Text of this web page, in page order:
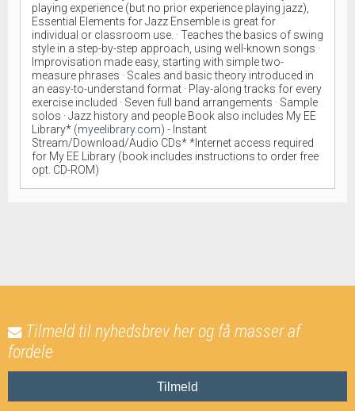
playing experience (but no prior experience playing jazz),
Essential Elements for Jazz Ensemble is great for
individual or classroom use. · Teaches the basics of swing
style in a step-by-step approach, using well-known songs ·
Improvisation made easy, starting with simple two-
measure phrases · Scales and basic theory introduced in
an easy-to-understand format · Play-along tracks for every
exercise included · Seven full band arrangements · Sample
solos · Jazz history and people Book also includes My EE
Library* (myeelibrary.com) - Instant
Stream/Download/Audio CDs* *Internet access required
for My EE Library (book includes instructions to order free
opt. CD-ROM)
Tilmeld til nyhedsbrev her og få masser af
fordele
Tilmeld